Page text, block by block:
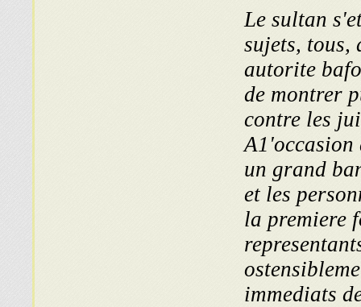
Le sultan
sujets, tous,
autorite
de montrer
contre les
un grand
et les
la premiere
immediats